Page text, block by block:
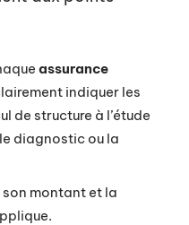
assurance
indiquer les
de structure à l’étude
diagnostic ou la
son montant et la